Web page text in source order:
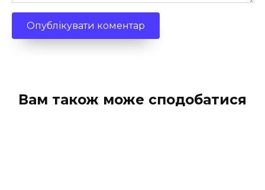
Вам також може сподобатися